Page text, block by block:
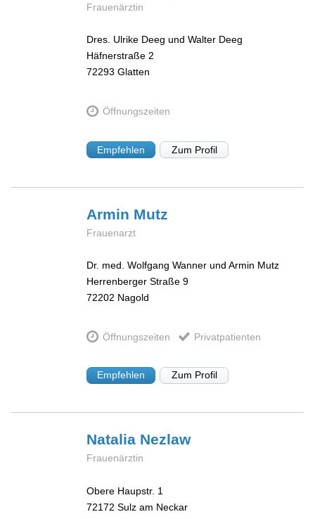
Frauenärztin
Dres. Ulrike Deeg und Walter Deeg
Häfnerstraße 2
72293 Glatten
Öffnungszeiten
Empfehlen Zum Profil
Armin Mutz
Frauenarzt
Dr. med. Wolfgang Wanner und Armin Mutz
Herrenberger Straße 9
72202 Nagold
Öffnungszeiten Privatpatienten
Empfehlen Zum Profil
Natalia Nezlaw
Frauenärztin
Obere Haupstr. 1
72172 Sulz am Neckar